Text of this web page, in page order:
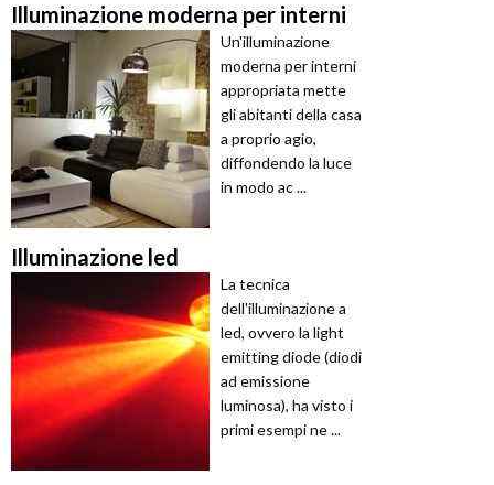
Illuminazione moderna per interni
Un'illuminazione
moderna per interni
appropriata mette
gli abitanti della casa
a proprio agio,
diffondendo la luce
in modo ac ...
Illuminazione led
La tecnica
dell'illuminazione a
led, ovvero la light
emitting diode (diodi
ad emissione
luminosa), ha visto i
primi esempi ne ...